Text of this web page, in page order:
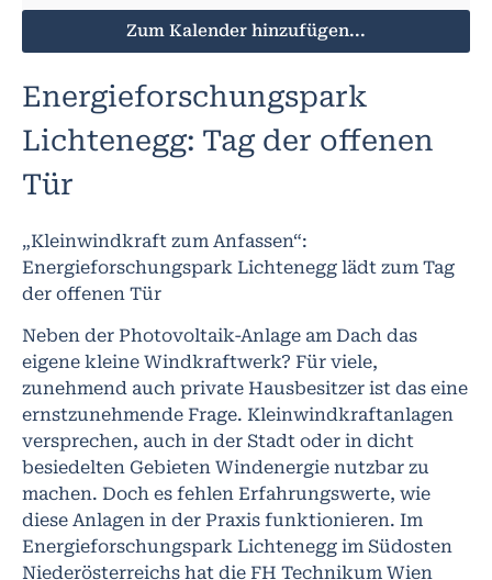
Zum Kalender hinzufügen...
Energieforschungspark
Lichtenegg: Tag der offenen
Tür
„Kleinwindkraft zum Anfassen“:
Energieforschungspark Lichtenegg lädt zum Tag
der offenen Tür
Neben der Photovoltaik-Anlage am Dach das
eigene kleine Windkraftwerk? Für viele,
zunehmend auch private Hausbesitzer ist das eine
ernstzunehmende Frage. Kleinwindkraftanlagen
versprechen, auch in der Stadt oder in dicht
besiedelten Gebieten Windenergie nutzbar zu
machen. Doch es fehlen Erfahrungswerte, wie
diese Anlagen in der Praxis funktionieren. Im
Energieforschungspark Lichtenegg im Südosten
Niederösterreichs hat die FH Technikum Wien